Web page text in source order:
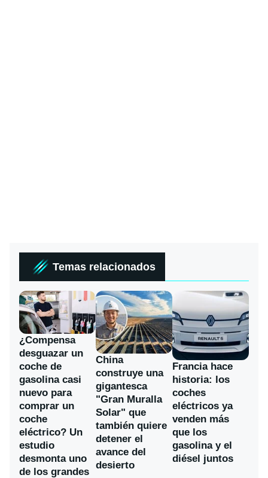
Temas relacionados
¿Compensa
desguazar un
coche de
gasolina casi
nuevo para
comprar un
coche
eléctrico? Un
estudio
desmonta uno
de los grandes
China
construye una
gigantesca
"Gran Muralla
Solar" que
también quiere
detener el
avance del
desierto
Francia hace
historia: los
coches
eléctricos ya
venden más
que los
gasolina y el
diésel juntos